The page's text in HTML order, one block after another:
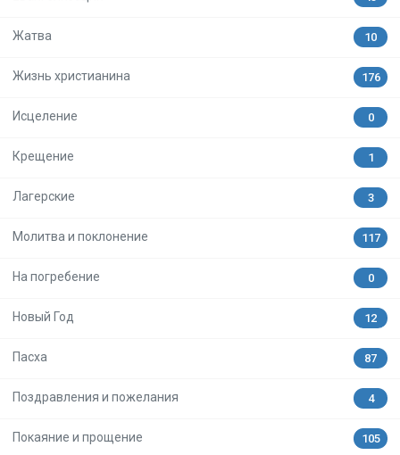
Жатва 10
Жизнь христианина 176
Исцеление 0
Крещение 1
Лагерские 3
Молитва и поклонение 117
На погребение 0
Новый Год 12
Пасха 87
Поздравления и пожелания 4
Покаяние и прощение 105